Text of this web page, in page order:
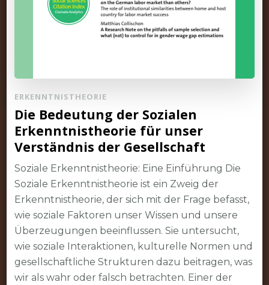
ERKENNTNISTHEORIE
Die Bedeutung der Sozialen
Erkenntnistheorie für unser
Verständnis der Gesellschaft
Soziale Erkenntnistheorie: Eine Einführung Die
Soziale Erkenntnistheorie ist ein Zweig der
Erkenntnistheorie, der sich mit der Frage befasst,
wie soziale Faktoren unser Wissen und unsere
Überzeugungen beeinflussen. Sie untersucht,
wie soziale Interaktionen, kulturelle Normen und
gesellschaftliche Strukturen dazu beitragen, was
wir als wahr oder falsch betrachten. Einer der